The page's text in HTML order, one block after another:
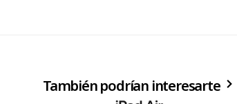
También podrían interesarte